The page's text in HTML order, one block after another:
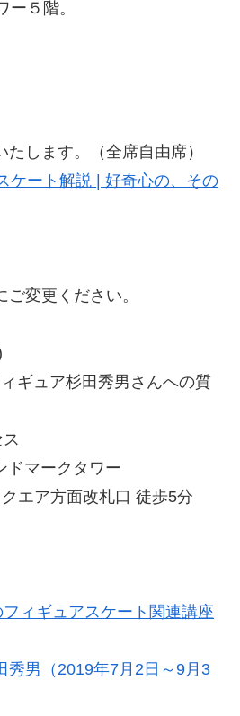
５階。
します。（全席自由席）
ケート解説 | 好奇心の、その
変更ください。
ギュア杉田秀男さんへの質
ドマークタワー
エア方面改札口 徒歩5分
ィギュアスケート関連講座
秀男（2019年7月2日～9月3